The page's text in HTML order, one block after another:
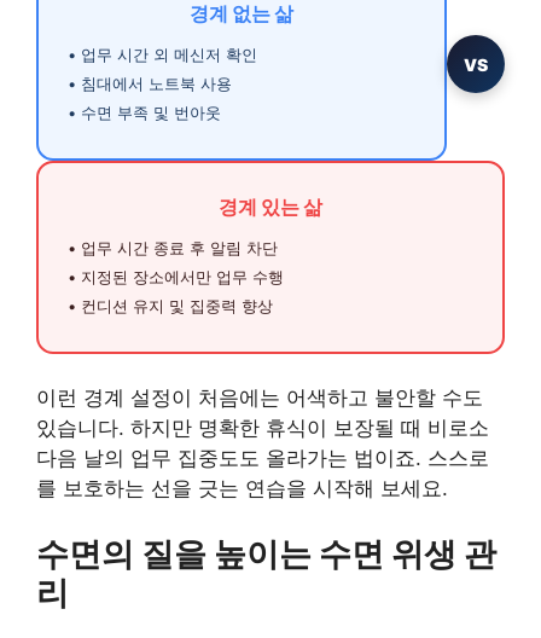
경계 없는 삶
• 업무 시간 외 메신저 확인
• 침대에서 노트북 사용
• 수면 부족 및 번아웃
VS
경계 있는 삶
• 업무 시간 종료 후 알림 차단
• 지정된 장소에서만 업무 수행
• 컨디션 유지 및 집중력 향상
이런 경계 설정이 처음에는 어색하고 불안할 수도
있습니다. 하지만 명확한 휴식이 보장될 때 비로소
다음 날의 업무 집중도도 올라가는 법이죠. 스스로
를 보호하는 선을 긋는 연습을 시작해 보세요.
수면의 질을 높이는 수면 위생 관
리